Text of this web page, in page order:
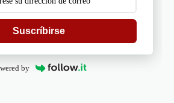
Suscríbirse
by